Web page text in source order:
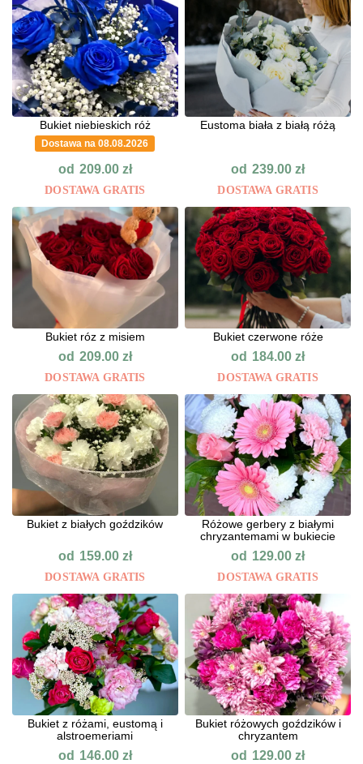
Bukiet niebieskich róż
Dostawa na 08.08.2026
od 209.00 zł
DOSTAWA GRATIS
Eustoma biała z białą różą
od 239.00zł
DOSTAWA GRATIS
Bukiet róz z misiem
od 209.00 zł
DOSTAWA GRATIS
Bukiet czerwone róże
od 184.00zł
DOSTAWA GRATIS
Bukiet z białych goździków
od 159.00 zł
DOSTAWA GRATIS
Różowe gerbery z białymi
chryzantemami w bukiecie
od 129.00zł
DOSTAWA GRATIS
Bukiet z różami, eustomą i
alstroemeriami
od 146.00 zł
Bukiet różowych goździków i
chryzantem
od 129.00zł